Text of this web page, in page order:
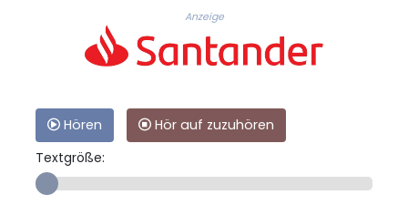
Anzeige
Hören
Hör auf zuzuhören
Textgröße: